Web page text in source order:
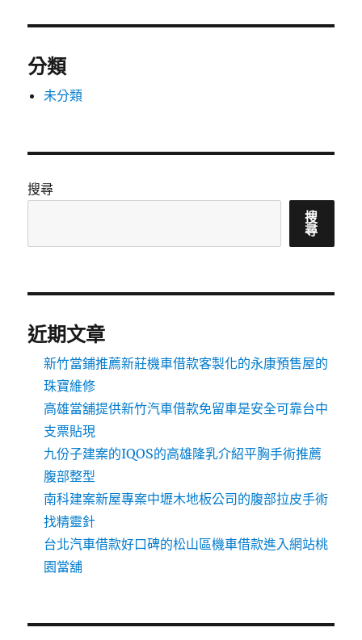
分類
未分類
搜尋
搜
尋
近期文章
新竹當鋪推薦新莊機車借款客製化的永康預售屋的
珠寶維修
高雄當舖提供新竹汽車借款免留車是安全可靠台中
支票貼現
九份子建案的IQOS的高雄隆乳介紹平胸手術推薦
腹部整型
南科建案新屋專案中壢木地板公司的腹部拉皮手術
找精靈針
台北汽車借款好口碑的松山區機車借款進入網站桃
園當舖